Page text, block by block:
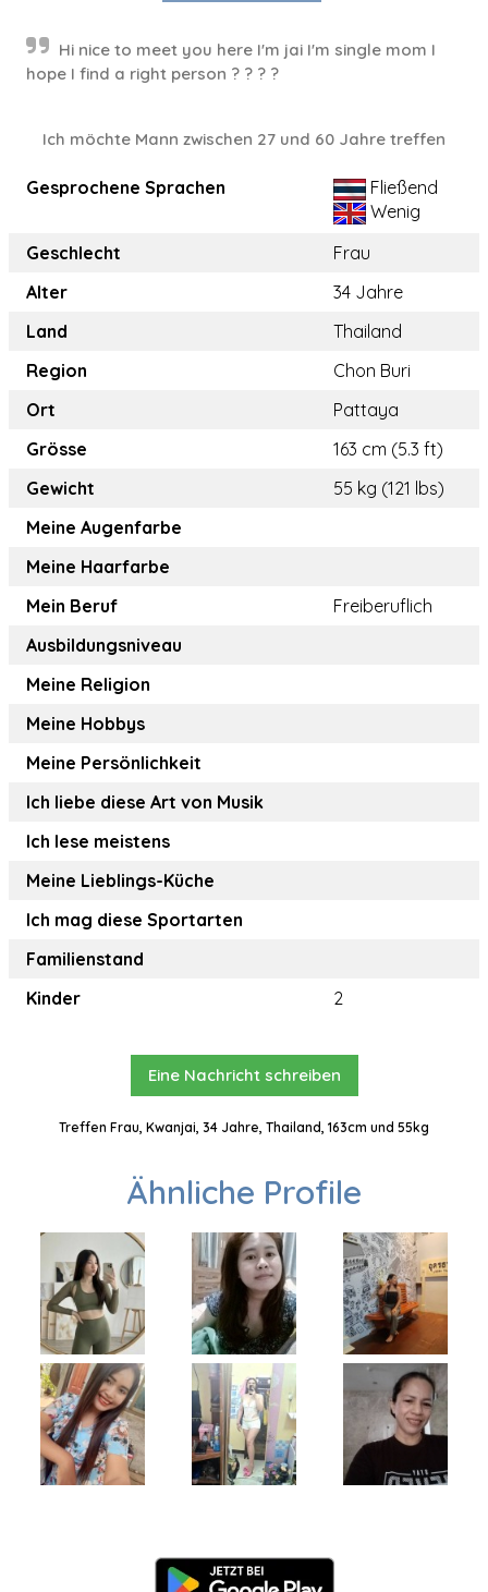
Hi nice to meet you here I'm jai I'm single mom I
hope I find a right person ? ? ? ?
Ich möchte Mann zwischen 27 und 60 Jahre treffen
Gesprochene Sprachen
Fließend
Wenig
Geschlecht
Frau
Alter
34 Jahre
Land
Thailand
Region
Chon Buri
Ort
Pattaya
Grösse
163 cm (5.3 ft)
Gewicht
55 kg (121 lbs)
Meine Augenfarbe
Meine Haarfarbe
Mein Beruf
Freiberuflich
Ausbildungsniveau
Meine Religion
Meine Hobbys
Meine Persönlichkeit
Ich liebe diese Art von Musik
Ich lese meistens
Meine Lieblings-Küche
Ich mag diese Sportarten
Familienstand
Kinder
2
Eine Nachricht schreiben
Treffen Frau, Kwanjai, 34 Jahre, Thailand, 163cm und 55kg
Ähnliche Profile